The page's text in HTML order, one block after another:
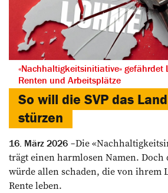
«Nachhaltigkeitsinitiative» gefährdet
Renten und Arbeitsplätze
So will die SVP das
stürzen
16. März 2026
Die
trägt einen harmlosen Namen. Doch
würde allen schaden, die von ihrem
Rente leben.